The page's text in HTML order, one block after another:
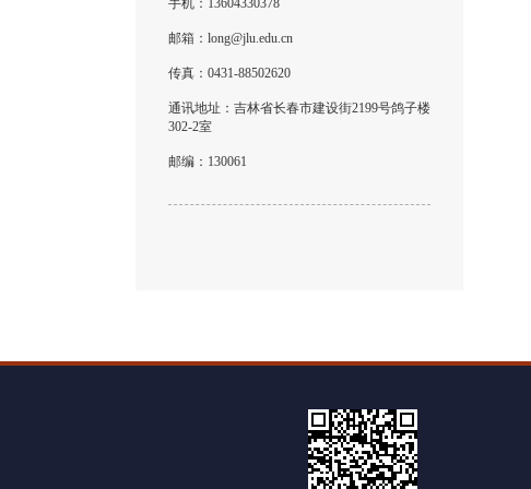
手机： 13604330378
邮箱： long@jlu.edu.cn
传真： 0431-88502620
通讯地址： 吉林省长春市建设街2199号鸽子楼
302-2室
邮编： 130061